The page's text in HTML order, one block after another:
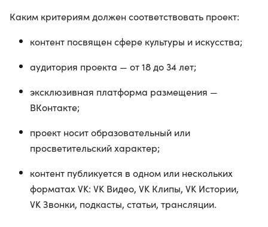
Каким критериям должен соответствовать проект:
контент посвящен сфере культуры и искусства;
аудитория проекта — от 18 до 34 лет;
эксклюзивная платформа размещения —
ВКонтакте;
проект носит образовательный или
просветительский характер;
контент публикуется в одном или нескольких
форматах VK: VK Видео, VK Клипы, VK Истории,
VK Звонки, подкасты, статьи, трансляции.